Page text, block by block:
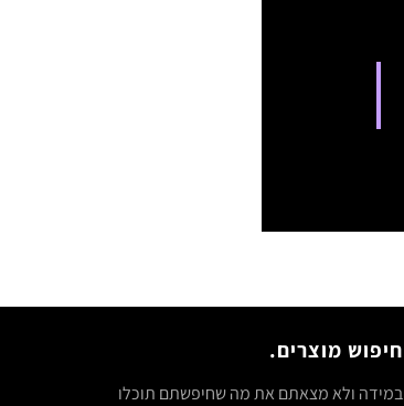
חיפוש מוצרים.
במידה ולא מצאתם את מה שחיפשתם תוכלו